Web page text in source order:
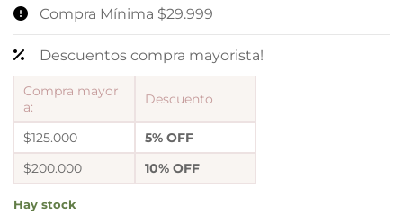
Compra Mínima $29.999
Descuentos compra mayorista!
Compra mayor
a:
Descuento
$125.000
5% OFF
$200.000
10% OFF
Hay stock